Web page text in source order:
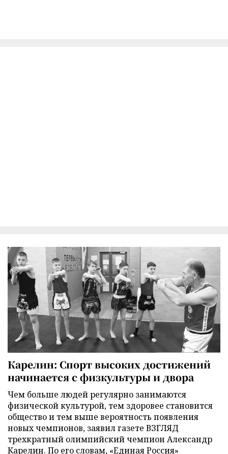
Карелин: Спорт высоких достижений
начинается с физкультуры и двора
Чем больше людей регулярно занимаются
физической культурой, тем здоровее становится
общество и тем выше вероятность появления
новых чемпионов, заявил газете ВЗГЛЯД
трехкратный олимпийский чемпион Александр
Карелин. По его словам, «Единая Россия»